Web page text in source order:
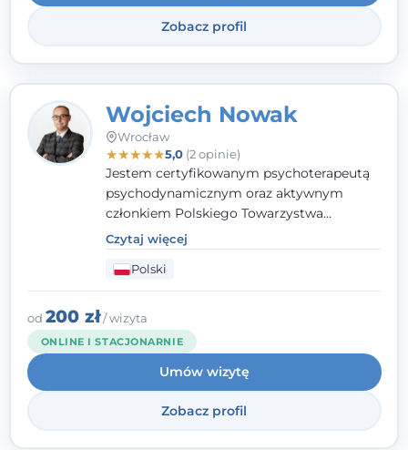
Zobacz profil
Wojciech Nowak
Wrocław
★★★★★5,0(2 opinie)
Jestem certyfikowanym psychoterapeutą
psychodynamicznym oraz aktywnym
członkiem Polskiego Towarzystwa
Psychoterapii Psychodynamicznej. W
mojej pracy zawodowej kładę duży nacisk
na uważne słuchanie Pacjenta. Interesuje
mnie szczególnie psychoterapia zaburzeń
osobowości, zaburzeń nerwicowych i
lękowych, a także zagadnienia związane z
małżeństwem i rodziną, w tym problemy w
relacjach rodzinnych. Nie specjalizuję się w
uzależnieniach.
Czytaj więcej
Polski
od 200 zł/ wizyta
ONLINE I STACJONARNIE
Umów wizytę
Zobacz profil